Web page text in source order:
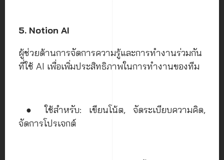
5. Notion AI
ผู้ช่วยด้านการจัดการความรู้และการทำงานร่วมกัน
ที่ใช้ AI เพื่อเพิ่มประสิทธิภาพในการทำงานของทีม
● ใช้สำหรับ: เขียนโน้ต, จัดระเบียบความคิด,
จัดการโปรเจกต์